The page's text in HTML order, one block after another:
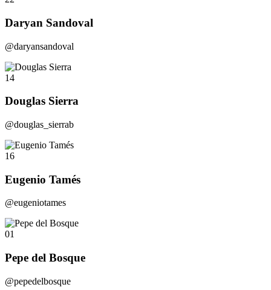
Daryan Sandoval
@daryansandoval
14
Douglas Sierra
@douglas_sierrab
16
Eugenio Tamés
@eugeniotames
01
Pepe del Bosque
@pepedelbosque